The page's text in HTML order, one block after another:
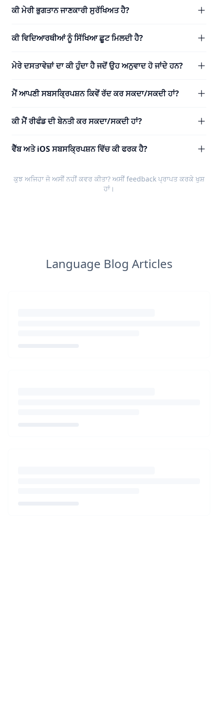
ਕੀ ਮੇਰੀ ਭੁਗਤਾਨ ਜਾਣਕਾਰੀ ਸੁਰੱਖਿਅਤ ਹੈ?
ਕੀ ਵਿਦਿਆਰਥੀਆਂ ਨੂੰ ਸਿੱਖਿਆ ਛੂਟ ਮਿਲਦੀ ਹੈ?
ਮੇਰੇ ਦਸਤਾਵੇਜ਼ਾਂ ਦਾ ਕੀ ਹੁੰਦਾ ਹੈ ਜਦੋਂ ਉਹ ਅਨੁਵਾਦ ਹੋ ਜਾਂਦੇ ਹਨ?
ਮੈਂ ਆਪਣੀ ਸਬਸਕ੍ਰਿਪਸ਼ਨ ਕਿਵੇਂ ਰੱਦ ਕਰ ਸਕਦਾ/ਸਕਦੀ ਹਾਂ?
ਕੀ ਮੈਂ ਰੀਫੰਡ ਦੀ ਬੇਨਤੀ ਕਰ ਸਕਦਾ/ਸਕਦੀ ਹਾਂ?
ਵੈੱਬ ਅਤੇ iOS ਸਬਸਕ੍ਰਿਪਸ਼ਨ ਵਿੱਚ ਕੀ ਫਰਕ ਹੈ?
ਕੁਝ ਅਜਿਹਾ ਜੋ ਅਸੀਂ ਨਹੀਂ ਕਵਰ ਕੀਤਾ? ਅਸੀਂfeedback ਪ੍ਰਾਪਤ ਕਰਕੇ ਖੁਸ਼
ਹਾਂ।
Language Blog Articles